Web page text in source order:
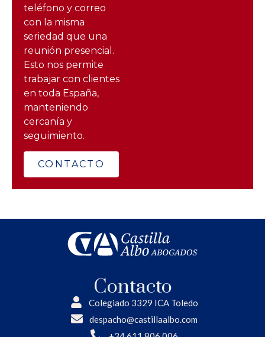
teléfono y correo
con la misma
seriedad que una
reunión presencial.
Esto nos permite
trabajar con clientes
en toda España,
manteniendo
cercanía y
seguimiento.
CONTACTO
Contacto
Colegiado 3329 ICA Toledo
despacho@castillaalbo.com